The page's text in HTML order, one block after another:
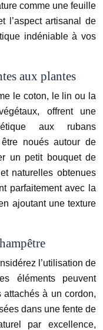
comme une feuille
l’aspect artisanal de
indéniable à vos
aux plantes
le coton, le lin ou la
offrent une
aux rubans
noués autour de
un petit bouquet de
naturelles obtenues
parfaitement avec la
ajoutant une texture
l’utilisation de
éléments peuvent
à un cordon,
dans une fente de
par excellence,